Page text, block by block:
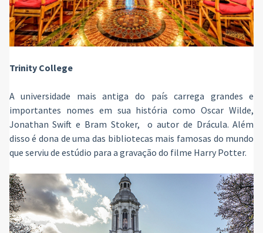
Trinity College
A universidade mais antiga do país carrega grandes e
importantes nomes em sua história como Oscar Wilde,
Jonathan Swift e Bram Stoker, o autor de Drácula. Além
disso é dona de uma das bibliotecas mais famosas do mundo
que serviu de estúdio para a gravação do filme Harry Potter.